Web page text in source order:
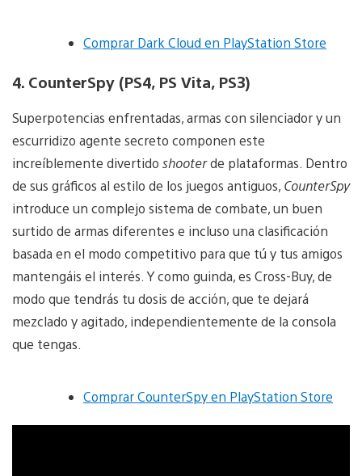
Comprar Dark Cloud en PlayStation Store
4. CounterSpy (PS4, PS Vita, PS3)
Superpotencias enfrentadas, armas con silenciador y un
escurridizo agente secreto componen este
increíblemente divertido shooterde plataformas. Dentro
de sus gráficos al estilo de los juegos antiguos, CounterSpy
introduce un complejo sistema de combate, un buen
surtido de armas diferentes e incluso una clasificación
basada en el modo competitivo para que tú y tus amigos
mantengáis el interés. Y como guinda, es Cross-Buy, de
modo que tendrás tu dosis de acción, que te dejará
mezclado y agitado, independientemente de la consola
que tengas.
Comprar CounterSpy en PlayStation Store